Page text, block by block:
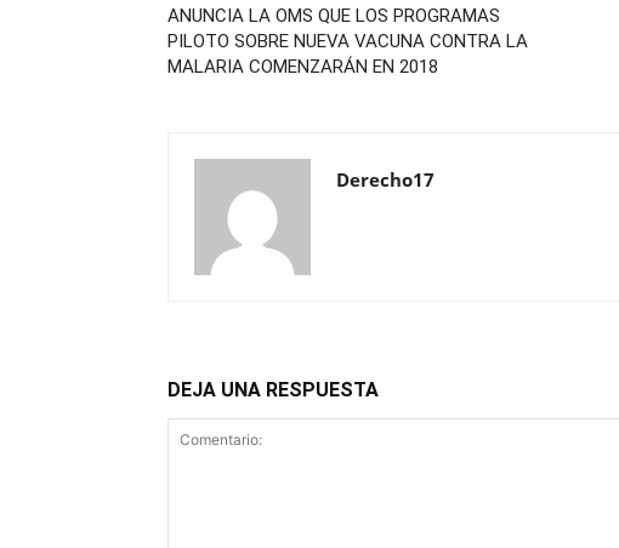
ANUNCIA LA OMS QUE LOS PROGRAMAS
PILOTO SOBRE NUEVA VACUNA CONTRA LA
MALARIA COMENZARÁN EN 2018
Derecho17
DEJA UNA RESPUESTA